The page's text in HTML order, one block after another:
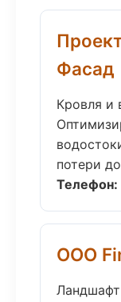
Фасад
Кровля и
потери
Телефон:
ООО
Ландшафт